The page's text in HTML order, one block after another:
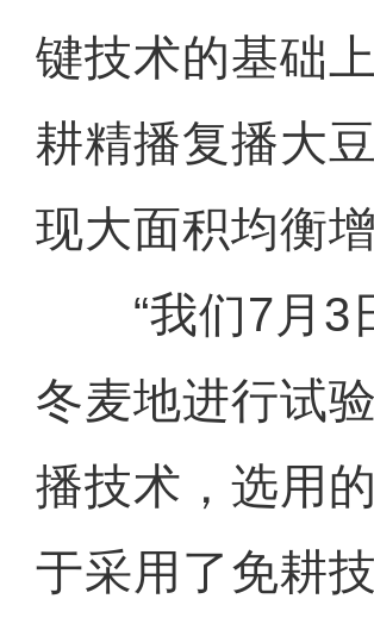
键技术的基础
耕精播复播大
现大面积均衡增
“我们7月3
冬麦地进行试
播技术，选用
于采用了免耕